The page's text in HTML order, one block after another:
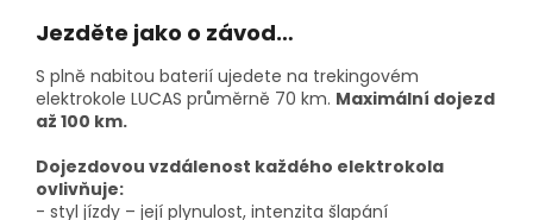
Jezděte jako o závod…
S plně nabitou baterií ujedete na trekingovém
elektrokole LUCAS průměrně 70 km. Maximální dojezd
až 100 km.
Dojezdovou vzdálenost každého elektrokola
ovlivňuje:
- styl jízdy – její plynulost, intenzita šlapání